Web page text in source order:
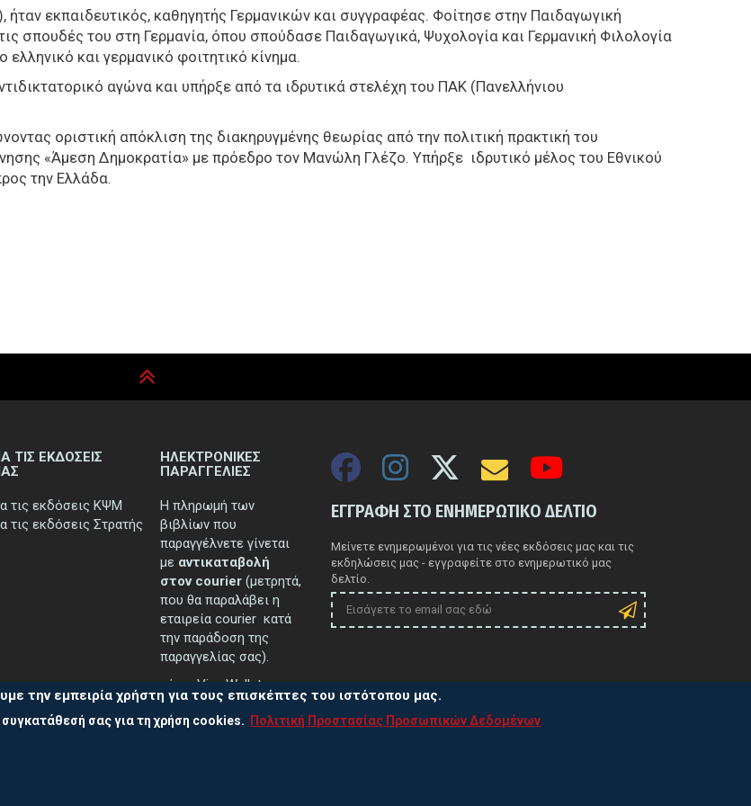
εκπαιδευτικός, καθηγητής Γερμανικών και συγγραφέας. Φοίτησε στην Παιδαγωγική
σπουδές του στη Γερμανία, όπου σπούδασε Παιδαγωγικά, Ψυχολογία και Γερμανική Φιλολογία
και γερμανικό φοιτητικό κίνημα.
αγώνα και υπήρξε από τα ιδρυτικά στελέχη του ΠΑΚ (Πανελλήνιου
οριστική απόκλιση της διακηρυγμένης θεωρίας από την πολιτική πρακτική του
«Άμεση Δημοκρατία» με πρόεδρο τον Μανώλη Γλέζο. Υπήρξε ιδρυτικό μέλος του Εθνικού
την Ελλάδα.
ΤΙΣ ΕΚΔΟΣΕΙΣ
τις εκδόσεις ΚΨΜ
τις εκδόσεις Στρατής
ΗΛΕΚΤΡΟΝΙΚΕΣ
ΠΑΡΑΓΓΕΛΙΕΣ
Η πληρωμή των
βιβλίων που
παραγγέλνετε γίνεται
με αντικαταβολή
στον courier (μετρητά,
που θα παραλάβει η
εταιρεία courier κατά
την παράδοση της
παραγγελίας σας).
μέσω Viva Wallet.
..περισσότερα
ΕΓΓΡΑΦΗ ΣΤΟ ΕΝΗΜΕΡΩΤΙΚΟ ΔΕΛΤΙΟ
Μείνετε ενημερωμένοι για τις νέες εκδόσεις μας και τις
εκδηλώσεις μας - εγγραφείτε στο ενημερωτικό μας
δελτίο.
την εμπειρία χρήστη για τους επισκέπτες του ιστότοπου μας.
σας για τη χρήση cookies.
Πολιτική Προστασίας Προσωπικών Δεδομένων